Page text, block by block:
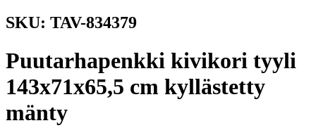
SKU: TAV-834379
Puutarhapenkki kivikori tyyli
143x71x65,5 cm kyllästetty
mänty